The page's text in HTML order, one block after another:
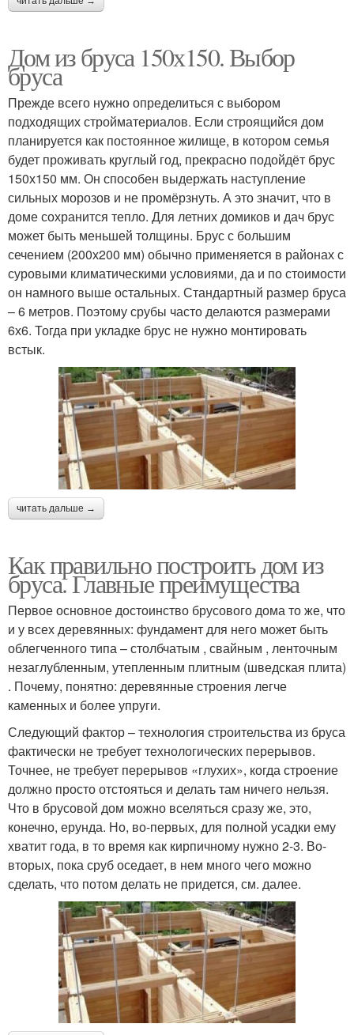
Дом из бруса 150х150. Выбор
бруса
Прежде всего нужно определиться с выбором
подходящих стройматериалов. Если строящийся дом
планируется как постоянное жилище, в котором семья
будет проживать круглый год, прекрасно подойдёт брус
150х150 мм. Он способен выдержать наступление
сильных морозов и не промёрзнуть. А это значит, что в
доме сохранится тепло. Для летних домиков и дач брус
может быть меньшей толщины. Брус с большим
сечением (200х200 мм) обычно применяется в районах с
суровыми климатическими условиями, да и по стоимости
он намного выше остальных. Стандартный размер бруса
– 6 метров. Поэтому срубы часто делаются размерами
6х6. Тогда при укладке брус не нужно монтировать
встык.
читать дальше →
Как правильно построить дом из
бруса. Главные преимущества
Первое основное достоинство брусового дома то же, что
и у всех деревянных: фундамент для него может быть
облегченного типа – столбчатым , свайным , ленточным
незаглубленным, утепленным плитным (шведская плита)
. Почему, понятно: деревянные строения легче
каменных и более упруги.
Следующий фактор – технология строительства из бруса
фактически не требует технологических перерывов.
Точнее, не требует перерывов «глухих», когда строение
должно просто отстояться и делать там ничего нельзя.
Что в брусовой дом можно вселяться сразу же, это,
конечно, ерунда. Но, во-первых, для полной усадки ему
хватит года, в то время как кирпичному нужно 2-3. Во-
вторых, пока сруб оседает, в нем много чего можно
сделать, что потом делать не придется, см. далее.